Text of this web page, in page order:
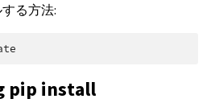
る方法:
pip install